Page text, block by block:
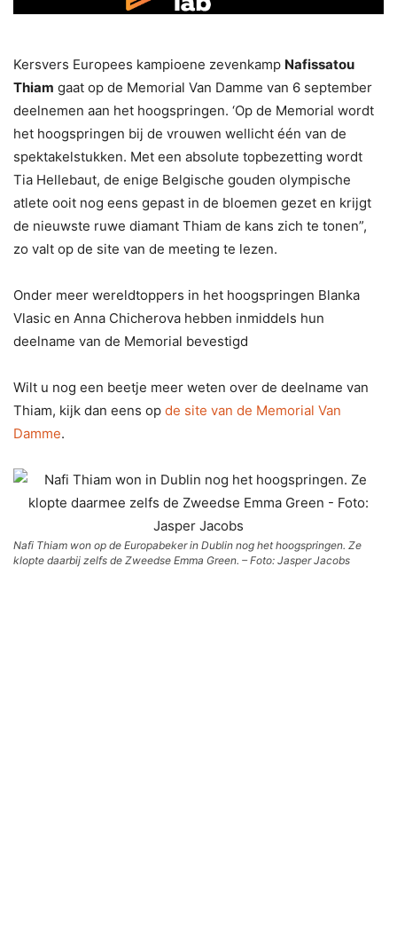
Kersvers Europees kampioene zevenkamp Nafissatou
Thiam gaat op de Memorial Van Damme van 6 september
deelnemen aan het hoogspringen. ‘Op de Memorial wordt
het hoogspringen bij de vrouwen wellicht één van de
spektakelstukken. Met een absolute topbezetting wordt
Tia Hellebaut, de enige Belgische gouden olympische
atlete ooit nog eens gepast in de bloemen gezet en krijgt
de nieuwste ruwe diamant Thiam de kans zich te tonen”,
zo valt op de site van de meeting te lezen.
Onder meer wereldtoppers in het hoogspringen Blanka
Vlasic en Anna Chicherova hebben inmiddels hun
deelname van de Memorial bevestigd
Wilt u nog een beetje meer weten over de deelname van
Thiam, kijk dan eens op de site van de Memorial Van
Damme.
Nafi Thiam won op de Europabeker in Dublin nog het hoogspringen. Ze
klopte daarbij zelfs de Zweedse Emma Green. – Foto: Jasper Jacobs